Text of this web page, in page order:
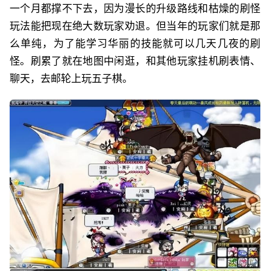
一个月都撑不下去，因为漫长的升级路线和枯燥的刷怪
玩法能把现在绝大数玩家劝退。但当年的玩家们就是那
么单纯，为了能学习华丽的技能就可以几天几夜的刷
怪。刷累了就在地图中闲逛，和其他玩家挂机刷表情、
聊天，去邮轮上玩五子棋。